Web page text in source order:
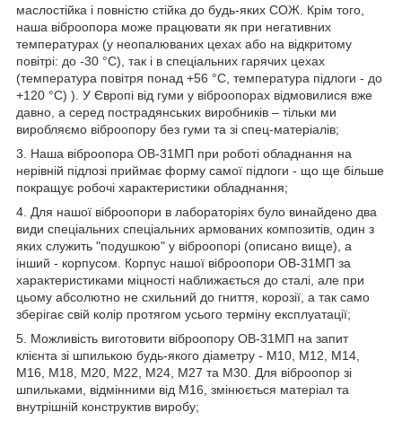
маслостійка і повністю стійка до будь-яких СОЖ. Крім того,
наша віброопора може працювати як при негативних
температурах (у неопалюваних цехах або на відкритому
повітрі: до -30 °С), так і в спеціальних гарячих цехах
(температура повітря понад +56 °С, температура підлоги - до
+120 °С) ). У Європі від гуми у віброопорах відмовилися вже
давно, а серед пострадянських виробників – тільки ми
виробляємо віброопору без гуми та зі спец-матеріалів;
3. Наша віброопора ОВ-31МП при роботі обладнання на
нерівній підлозі приймає форму самої підлоги - що ще більше
покращує робочі характеристики обладнання;
4. Для нашої віброопори в лабораторіях було винайдено два
види спеціальних спеціальних армованих композитів, один з
яких служить "подушкою" у віброопорі (описано вище), а
інший - корпусом. Корпус нашої віброопори ОВ-31МП за
характеристиками міцності наближається до сталі, але при
цьому абсолютно не схильний до гниття, корозії, а так само
зберігає свій колір протягом усього терміну експлуатації;
5. Можливість виготовити віброопору ОВ-31МП на запит
клієнта зі шпилькою будь-якого діаметру - М10, М12, М14,
М16, М18, М20, М22, М24, М27 та М30. Для віброопор зі
шпильками, відмінними від М16, змінюється матеріал та
внутрішній конструктив виробу;